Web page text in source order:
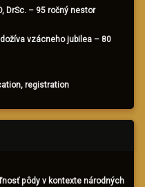
DrSc. – 95 ročný nestor
dožíva vzácneho jubilea – 80
registration
pôdy v kontexte národných